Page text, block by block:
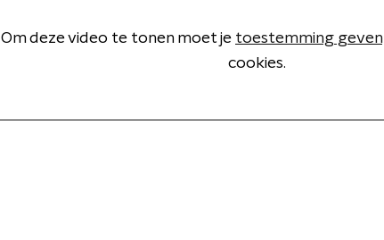
Om deze video te tonen moet je toestemming geven
cookies.